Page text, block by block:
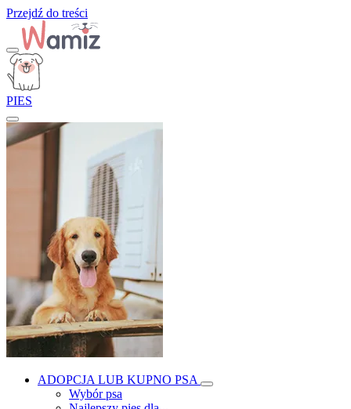
Przejdź do treści
PIES
ADOPCJA LUB KUPNO PSA
Wybór psa